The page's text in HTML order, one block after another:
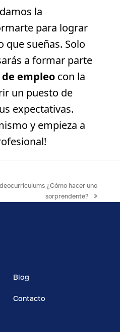
la
para lograr
que sueñas. Solo
a formar parte
empleocon la
un puesto de
expectativas.
y empieza a
¿Cómo hacer uno
sorprendente?
Blog
Contacto